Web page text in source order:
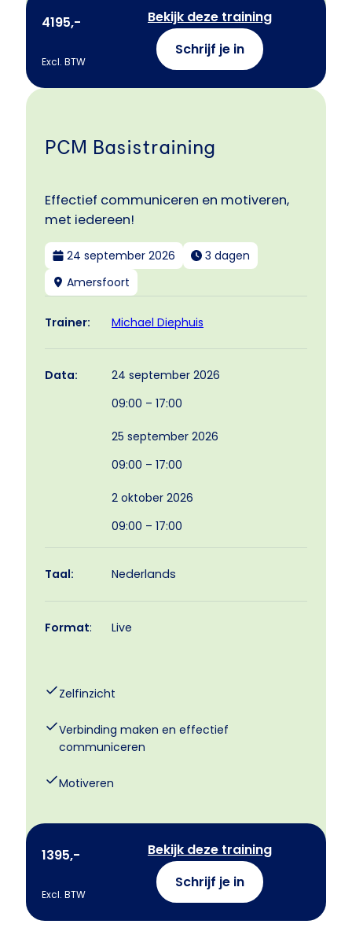
4195,-
Excl. BTW
Bekijk deze training
Schrijf je in
PCM Basistraining
Effectief communiceren en motiveren,
met iedereen!
24 september 2026
3 dagen
Amersfoort
Trainer: Michael Diephuis
Data:
24 september 2026
09:00 – 17:00
25 september 2026
09:00 – 17:00
2 oktober 2026
09:00 – 17:00
Taal: Nederlands
Format: Live
Zelfinzicht
Verbinding maken en effectief
communiceren
Motiveren
1395,-
Excl. BTW
Bekijk deze training
Schrijf je in